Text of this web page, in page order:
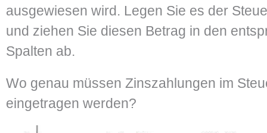
ausgewiesen wird. Legen Sie es der
und ziehen Sie diesen Betrag in den
Spalten ab.
Wo genau müssen Zinszahlungen im
eingetragen werden?